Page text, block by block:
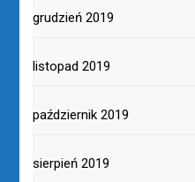
grudzień 2019
listopad 2019
październik 2019
sierpień 2019